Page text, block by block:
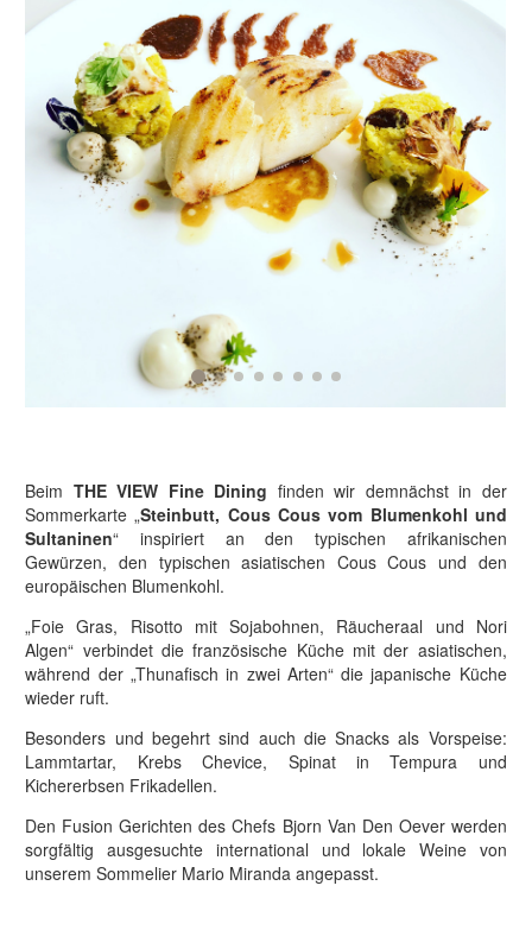
Beim THE VIEW Fine Dining finden wir demnächst in der
Sommerkarte „Steinbutt, Cous Cous vom Blumenkohl und
Sultaninen“ inspiriert an den typischen afrikanischen
Gewürzen, den typischen asiatischen Cous Cous und den
europäischen Blumenkohl.
„Foie Gras, Risotto mit Sojabohnen, Räucheraal und Nori
Algen“ verbindet die französische Küche mit der asiatischen,
während der „Thunafisch in zwei Arten“ die japanische Küche
wieder ruft.
Besonders und begehrt sind auch die Snacks als Vorspeise:
Lammtartar, Krebs Chevice, Spinat in Tempura und
Kichererbsen Frikadellen.
Den Fusion Gerichten des Chefs Bjorn Van Den Oever werden
sorgfältig ausgesuchte international und lokale Weine von
unserem Sommelier Mario Miranda angepasst.